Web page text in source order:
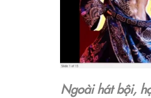
Ngoài hát bội,